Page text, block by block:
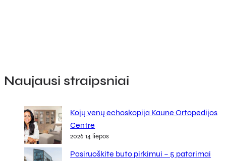
Naujausi straipsniai
Kojų venų echoskopija Kaune Ortopedijos
Centre
2026 14 liepos
Pasiruoškite buto pirkimui – 5 patarimai